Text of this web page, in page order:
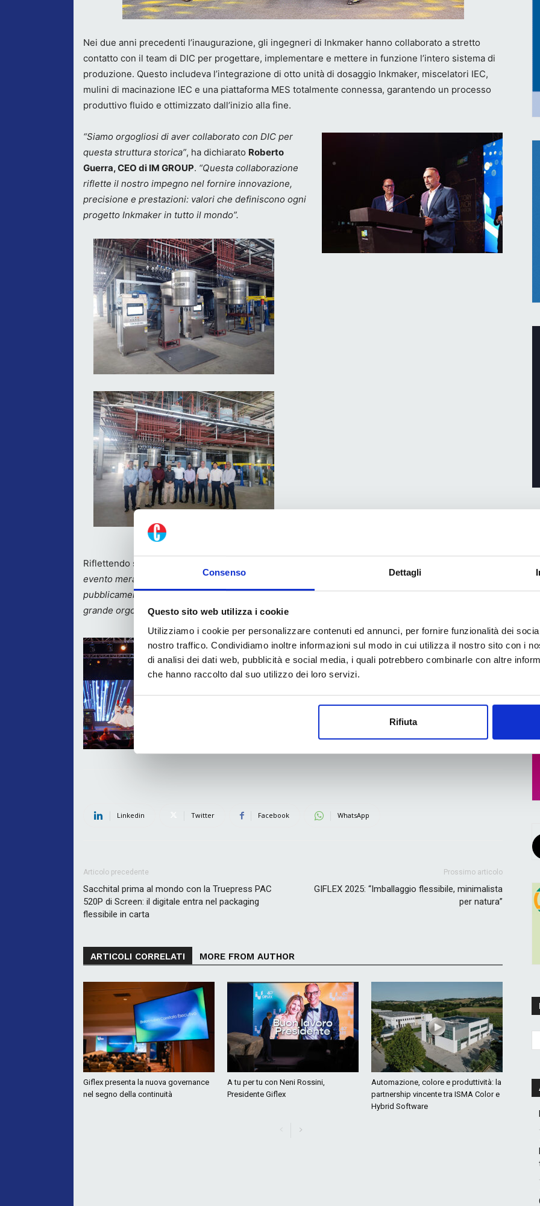
Consenso Dettagli
Questo sito web utilizza i cookie
Utilizziamo i cookie per personalizzare contenuti ed annunci, per fornire funzionalità dei
nostro traffico. Condividiamo inoltre informazioni sul modo in cui utilizza il nostro sito con i
di analisi dei dati web, pubblicità e social media, i quali potrebbero combinarle con altre
che hanno raccolto dal suo utilizzo dei loro servizi.
Rifiuta
Nei due anni precedenti l’inaugurazione, gli ingegneri di Inkmaker hanno collaborato a stretto
contatto con il team di DIC per progettare, implementare e mettere in funzione l’intero sistema di
produzione. Questo includeva l’integrazione di otto unità di dosaggio Inkmaker, miscelatori IEC,
mulini di macinazione IEC e una piattaforma MES totalmente connessa, garantendo un processo
produttivo fluido e ottimizzato dall’inizio alla fine.
“Siamo orgogliosi di aver collaborato con DIC per
questa struttura storica”, ha dichiarato Roberto
Guerra, CEO di IM GROUP. “Questa collaborazione
riflette il nostro impegno nel fornire innovazione,
precisione e prestazioni: valori che definiscono ogni
progetto Inkmaker in tutto il mondo”.
Riflettendo sull’evento,
evento meraviglioso e mi sono emozionato quando il nostro lavoro e i nostri sforzi sono stati
pubblicamente riconosciuti! Ricevere un premio a nome del nostro team è stato un momento di
grande orgoglio per tutti”.
Il completamento con successo e il riconoscimento
di questa struttura dimostrano la dedizione e la
sottolineano come innovazione, collaborazione e
tecnologia continuino a far progredire il settore
della produzione di inchiostri.
Linkedin Twitter Facebook WhatsApp
Articolo precedente
Sacchital prima al mondo con la Truepress PAC
520P di Screen: il digitale entra nel packaging
flessibile in carta
Prossimo articolo
GIFLEX 2025: “Imballaggio flessibile, minimalista
per natura”
ARTICOLI CORRELATI MORE FROM AUTHOR
Giflex presenta la nuova governance
nel segno della continuità
A tu per tu con Neni Rossini,
Presidente Giflex
Automazione, colore e produttività: la
partnership vincente tra ISMA Color e
Hybrid Software